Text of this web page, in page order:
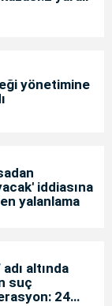
yönetimine
iddiasına
yalanlama
adı altında
suç
24